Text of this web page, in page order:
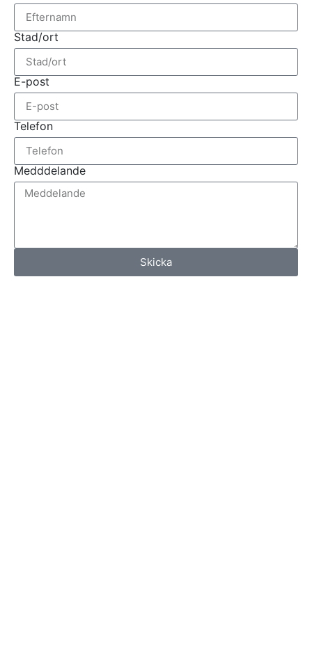
Stad/ort
E-post
Telefon
Medddelande
Skicka